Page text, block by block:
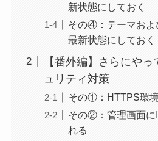
新状態にしておく
その④：テーマおよ
最新状態にしておく
【番外編】さらにや
ュリティ対策
その①：HTTPS環
その②：管理画面に
れる